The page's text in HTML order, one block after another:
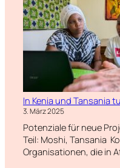
In Kenia und Tansania
3. März 2025
Potenziale für neue
Teil: Moshi, Tansania
Organisationen, die in